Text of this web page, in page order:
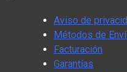
Aviso de
Métodos de
Facturación
Garantías